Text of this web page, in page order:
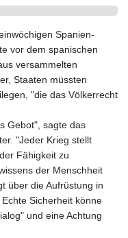
GEL 2.614958
GHS 11.776297
GIP 0.743241
GMD 74.000045
GNF
8798.496547
GYD 209.601111
HKD 7.845145
HNL 26.852845
HRK 6.538201
HTG 130.990152
HUF 317.973979
IDR 17878.8
Spanien-
vor dem spanischen
versammelten
Staaten müssten
"die das Völkerrecht
Gebot", sagte das
"Jeder Krieg stellt
Fähigkeit zu
der Menschheit
über die Aufrüstung in
Sicherheit könne
und eine Achtung